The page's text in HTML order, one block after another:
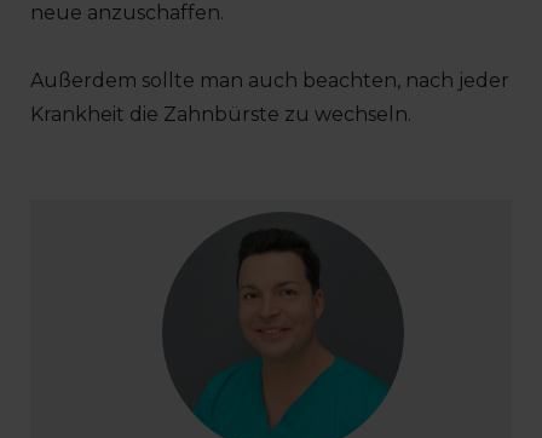
neue anzuschaffen.
Außerdem sollte man auch beachten, nach jeder
Krankheit die Zahnbürste zu wechseln.